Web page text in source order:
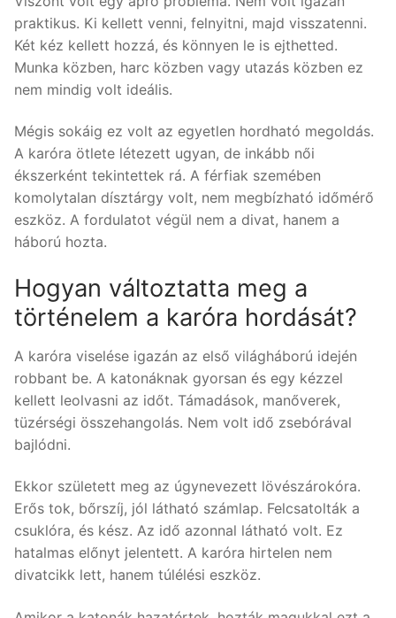
praktikus. Ki kellett venni, felnyitni, majd visszatenni.
Két kéz kellett hozzá, és könnyen le is ejthetted.
Munka közben, harc közben vagy utazás közben ez
nem mindig volt ideális.
Mégis sokáig ez volt az egyetlen hordható megoldás.
A karóra ötlete létezett ugyan, de inkább női
ékszerként tekintettek rá. A férfiak szemében
komolytalan dísztárgy volt, nem megbízható időmérő
eszköz. A fordulatot végül nem a divat, hanem a
háború hozta.
Hogyan változtatta meg a
történelem a karóra hordását?
A karóra viselése igazán az első világháború idején
robbant be. A katonáknak gyorsan és egy kézzel
kellett leolvasni az időt. Támadások, manőverek,
tüzérségi összehangolás. Nem volt idő zsebórával
bajlódni.
Ekkor született meg az úgynevezett lövészárokóra.
Erős tok, bőrszíj, jól látható számlap. Felcsatolták a
csuklóra, és kész. Az idő azonnal látható volt. Ez
hatalmas előnyt jelentett. A karóra hirtelen nem
divatcikk lett, hanem túlélési eszköz.